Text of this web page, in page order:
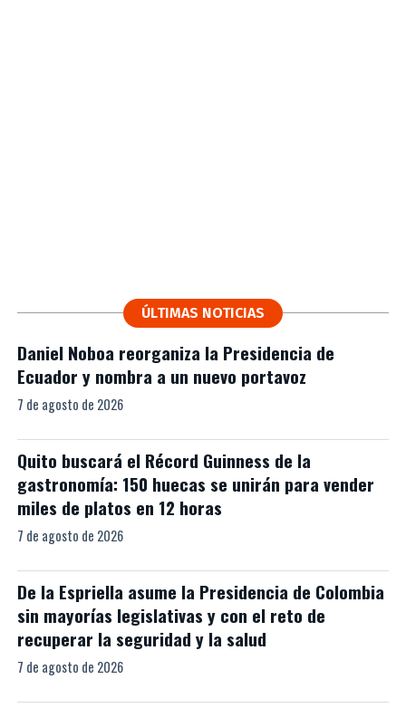
ÚLTIMAS NOTICIAS
Daniel Noboa reorganiza la Presidencia de
Ecuador y nombra a un nuevo portavoz
7 de agosto de 2026
Quito buscará el Récord Guinness de la
gastronomía: 150 huecas se unirán para vender
miles de platos en 12 horas
7 de agosto de 2026
De la Espriella asume la Presidencia de Colombia
sin mayorías legislativas y con el reto de
recuperar la seguridad y la salud
7 de agosto de 2026